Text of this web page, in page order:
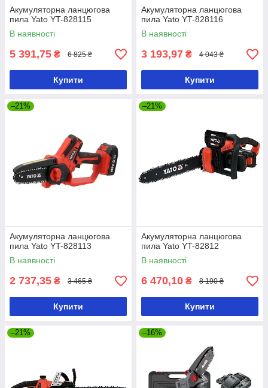
Акумуляторна ланцюгова
пила Yato YT-828115
В наявності
5 391,75 ₴ 6 825 ₴
Купити
Акумуляторна ланцюгова
пила Yato YT-828116
В наявності
3 193,97 ₴ 4 043 ₴
Купити
–21%
Акумуляторна ланцюгова
пила Yato YT-828113
В наявності
2 737,35 ₴ 3 465 ₴
Купити
–21%
Акумуляторна ланцюгова
пила Yato YT-82812
В наявності
6 470,10 ₴ 8 190 ₴
Купити
–21% –16%